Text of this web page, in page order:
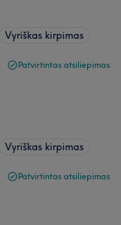
Vyriškas kirpimas
Patvirtintas atsiliepimas
Vyriškas kirpimas
Patvirtintas atsiliepimas